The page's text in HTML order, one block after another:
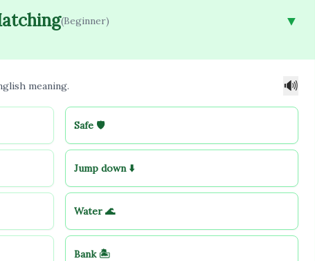
(Beginner) ▼
meaning. 🔊
Safe 🛡️
Jump down ⬇️
Water 🌊
Bank 🏝️